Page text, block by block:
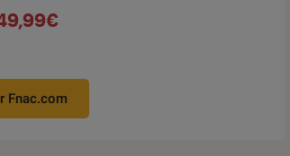
Fnac.com